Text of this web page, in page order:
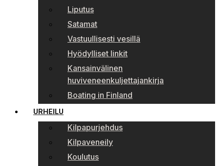
Liputus
Satamat
Vastuullisesti vesillä
Hyödylliset linkit
Kansainvälinen
huviveneenkuljettajankirja
Boating in Finland
URHEILU
Kilpapurjehdus
Kilpaveneily
Koulutus